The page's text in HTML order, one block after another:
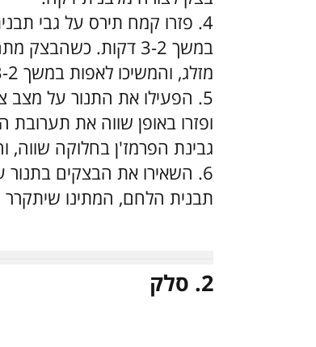
4. פזרו קמח תירס על גבי
במשך 3-2 דקות.
מזלג, והמשיכו לאפות במשך 3-2 דקות נוספות.
5.
ופזרו באופן שווה את
גבינת הפרמז'ן בחלוקה שווה,
6. השאירו את הבצקים בתנור
תבנית הלחם, המתינו שיתקרר
2. סלק